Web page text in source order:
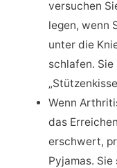
versuchen
legen, wenn
unter die
schlafen.
Wenn
das
erschwert,
Pyjamas.